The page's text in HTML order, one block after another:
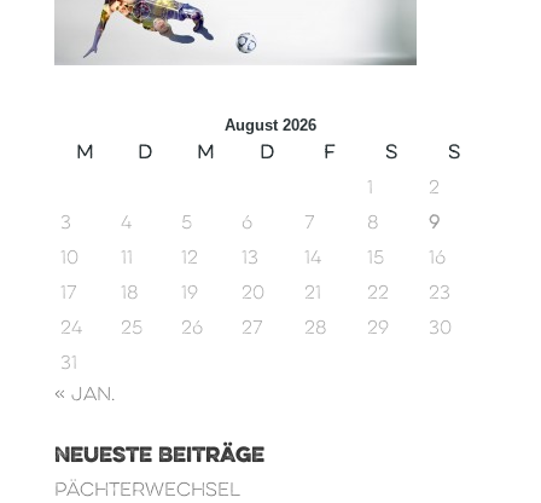
August 2026
M D M D F S
S
1
2
3
4 5 6 7 8
9
10
11 12 13 14 15
16
17
18 19 20 21 22
23
24
25 26 27 28 29
30
31
« Jan.
Neueste Beiträge
Pächterwechsel